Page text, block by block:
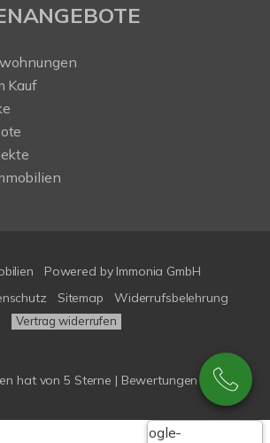
Kauf
Powered by Immonia GmbH
Sitemap Widerrufsbelehrung
Vertrag widerrufen
hat von5 Sterne | Bewertungen bei
Google-